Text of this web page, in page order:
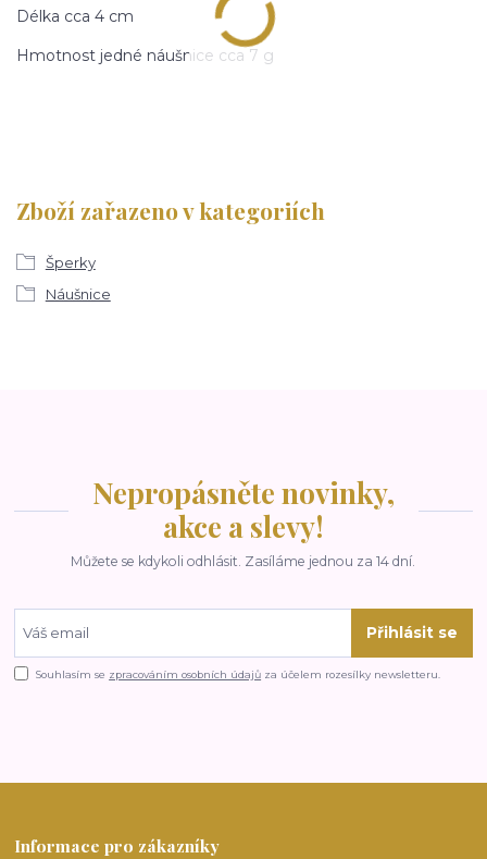
Délka cca 4 cm
Hmotnost jedné náušnice cca 7 g
Zboží zařazeno v kategoriích
Šperky
Náušnice
Nepropásněte novinky,
akce a slevy!
Můžete se kdykoli odhlásit. Zasíláme jednou za 14 dní.
Přihlásit se
Souhlasím se zpracováním osobních údajů za účelem rozesílky newsletteru.
Informace pro zákazníky